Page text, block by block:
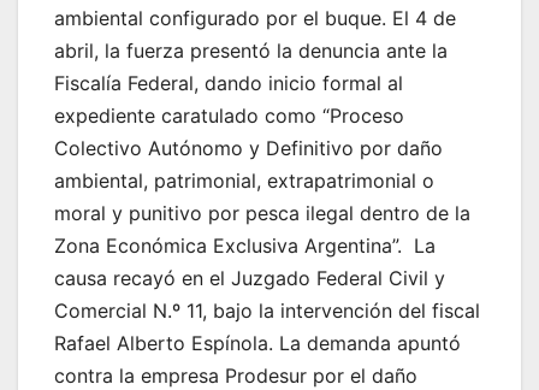
ambiental configurado por el buque. El 4 de
abril, la fuerza presentó la denuncia ante la
Fiscalía Federal, dando inicio formal al
expediente caratulado como “Proceso
Colectivo Autónomo y Definitivo por daño
ambiental, patrimonial, extrapatrimonial o
moral y punitivo por pesca ilegal dentro de la
Zona Económica Exclusiva Argentina”. La
causa recayó en el Juzgado Federal Civil y
Comercial N.º 11, bajo la intervención del fiscal
Rafael Alberto Espínola. La demanda apuntó
contra la empresa Prodesur por el daño